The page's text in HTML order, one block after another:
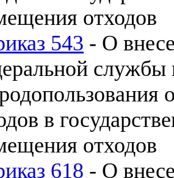
отходов
543 - О
службы
в
отходов
618 - О